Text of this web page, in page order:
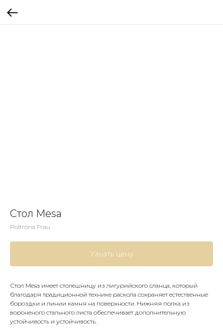
Стол Mesa
Poltrona Frau
Узнать цену
Стол Mesa имеет столешницу из лигурийского сланца, который
благодаря традиционной технике раскола сохраняет естественные
бороздки и линии камня на поверхности. Нижняя полка из
вороненого стального листа обеспечивает дополнительную
устойчивость и устойчивость.